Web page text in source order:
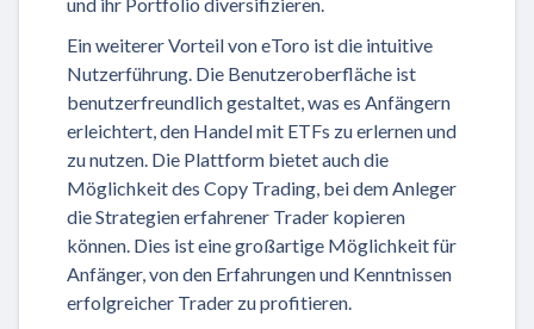
Ein weiterer Vorteil von eToro ist die intuitive
Nutzerführung. Die Benutzeroberfläche ist
benutzerfreundlich gestaltet, was es Anfängern
erleichtert, den Handel mit ETFs zu erlernen und
zu nutzen. Die Plattform bietet auch die
Möglichkeit des Copy Trading, bei dem Anleger
die Strategien erfahrener Trader kopieren
können. Dies ist eine großartige Möglichkeit für
Anfänger, von den Erfahrungen und Kenntnissen
erfolgreicher Trader zu profitieren.